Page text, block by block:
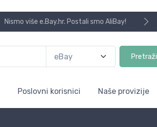
Nismo više e.Bay.hr. Postali smo AliBay!
Pretraži
Poslovni korisnici Naše provizije